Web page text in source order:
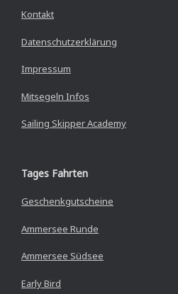
Kontakt
Datenschutzerklärung
Impressum
Mitsegeln Infos
Sailing Skipper Academy
Tages Fahrten
Geschenkgutscheine
Ammersee Runde
Ammersee Südsee
Early Bird